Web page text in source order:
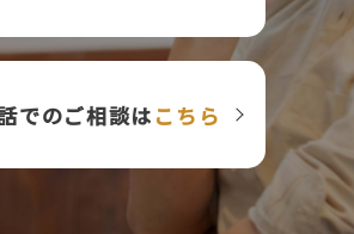
でのご相談は こちら